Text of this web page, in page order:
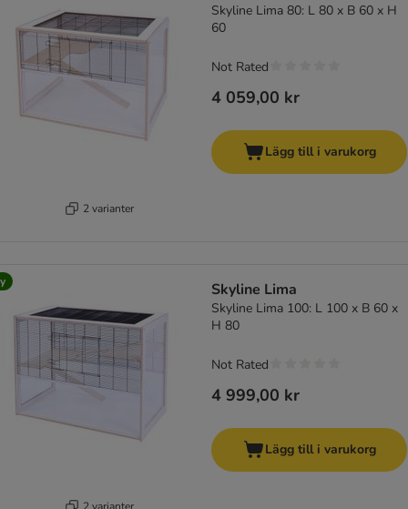
2 varianter
Skyline Lima 80: L 80 x B 60 x H
60
4 059,00 kr
Not Rated
Lägg till i varukorg
2 varianter
Skyline Lima
Skyline Lima 100: L 100 x B 60 x
H 80
4 999,00 kr
Not Rated
Lägg till i varukorg